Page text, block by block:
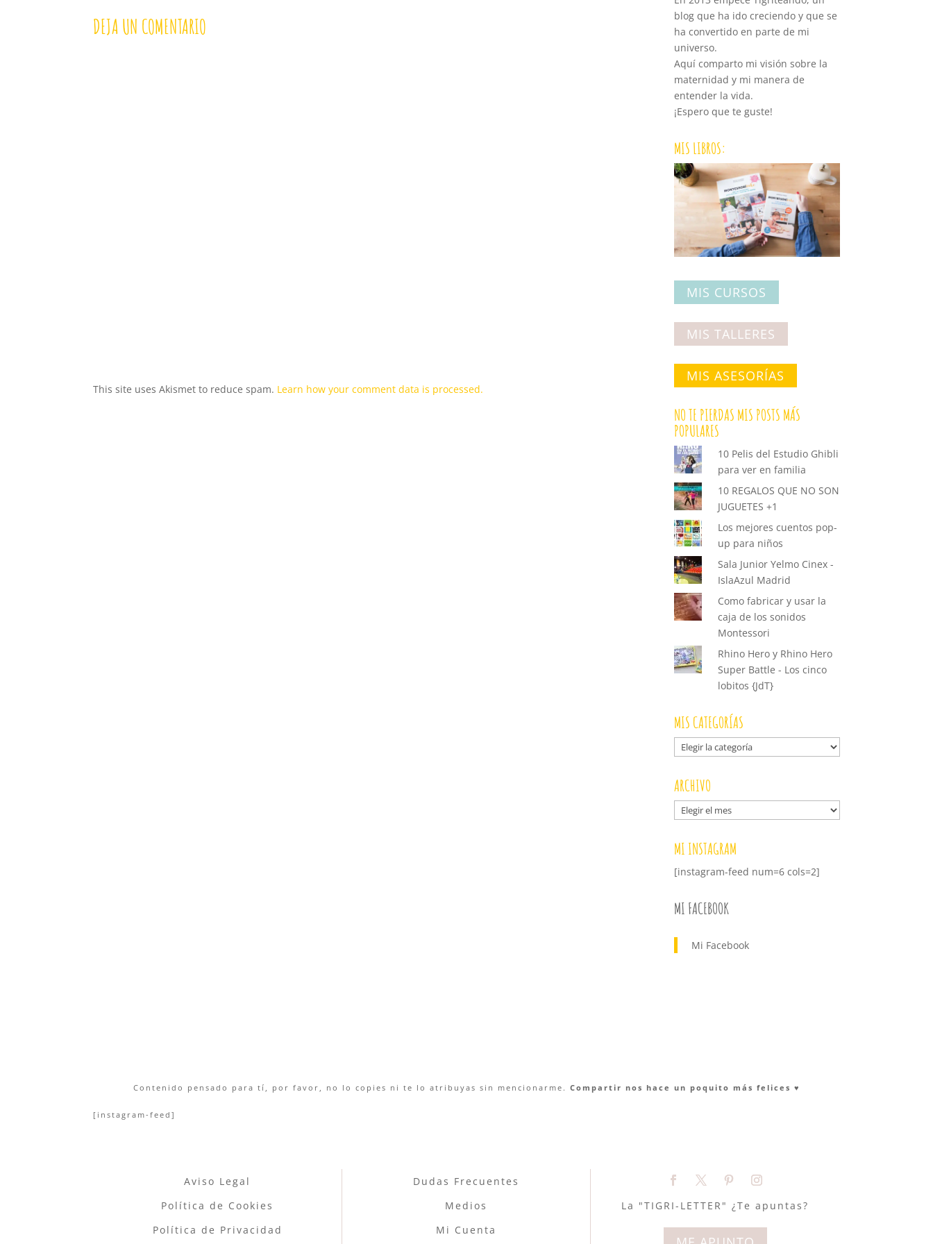
DEJA UN COMENTARIO
This site uses Akismet to reduce spam. Learn how your comment data is processed.
blog que ha ido creciendo y que se
ha convertido en parte de mi
universo.
Aquí comparto mi visión sobre la
maternidad y mi manera de
entender la vida.
¡Espero que te guste!
MIS LIBROS:
MIS CURSOS
MIS TALLERES
MIS ASESORÍAS
NO TE PIERDAS MIS POSTS MÁS
POPULARES
10 Pelis del Estudio Ghibli
para ver en familia
10 REGALOS QUE NO SON
JUGUETES +1
Los mejores cuentos pop-
up para niños
Sala Junior Yelmo Cinex -
IslaAzul Madrid
Como fabricar y usar la
caja de los sonidos
Montessori
Rhino Hero y Rhino Hero
Super Battle - Los cinco
lobitos {JdT}
MIS CATEGORÍAS
Mis
categorías
ARCHIVO
Archivo
MI INSTAGRAM
[instagram-feed num=6 cols=2]
MI FACEBOOK
Mi Facebook
Contenido pensado para tí, por favor, no lo copies ni te lo atribuyas sin mencionarme. Compartir nos hace un poquito más felices ♥︎
[instagram-feed]
Aviso Legal
Política de Cookies
Política de Privacidad
Dudas Frecuentes
Medios
Mi Cuenta
La "TIGRI-LETTER" ¿Te apuntas?